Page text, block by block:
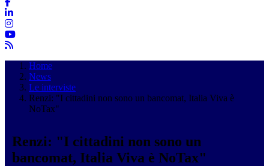
Home
News
Le interviste
Renzi: "I cittadini non sono un bancomat, Italia Viva è
NoTax"
Renzi: "I cittadini non sono un
bancomat, Italia Viva è NoTax"